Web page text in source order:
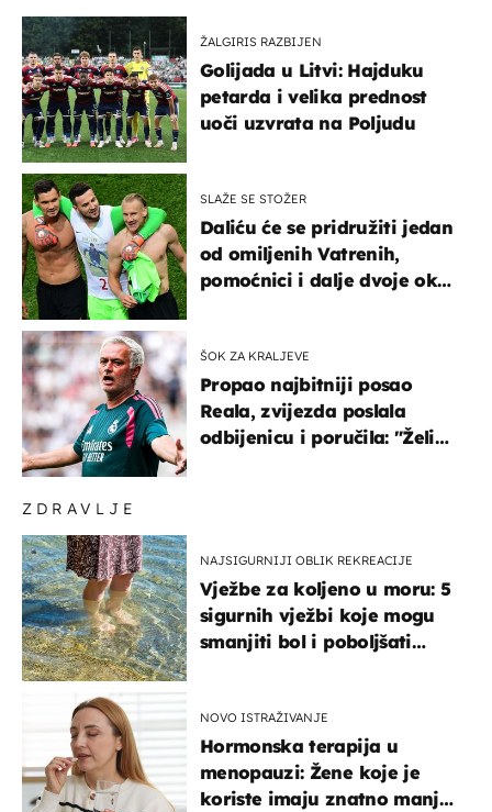
ZDRAVLJE
NAJSIGURNIJI OBLIK REKREACIJE
Vježbe za koljeno u moru: 5
sigurnih vježbi koje mogu
smanjiti bol i poboljšati
NOVO ISTRAŽIVANJE
Hormonska terapija u
menopauzi: Žene koje je
koriste imaju znatno manji
ŽALGIRIS RAZBIJEN
Golijada u Litvi: Hajduku
petarda i velika prednost
uoči uzvrata na Poljudu
SLAŽE SE STOŽER
Daliću će se pridružiti jedan
od omiljenih Vatrenih,
pomoćnici i dalje dvoje oko
ŠOK ZA KRALJEVE
Propao najbitniji posao
Reala, zvijezda poslala
odbijenicu i poručila: "Želim